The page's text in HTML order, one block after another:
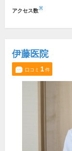
アクセス数※
伊藤医院
口コミ 1件